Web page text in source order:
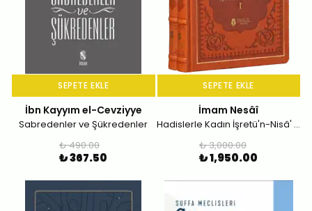
SEPETE EKLE
İbn Kayyım el-Cevziyye
Sabredenler ve Şükredenler
₺ 490.00
₺ 367.50
SEPETE EKLE
İmam Nesâî
Hadislerle Kadın İşretü'n-Nisâ' (Deri Kapak-2 Cilt)
₺ 3,000.00
₺ 1,950.00